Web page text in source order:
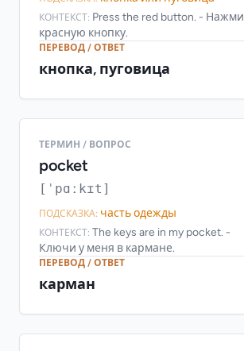
КОНТЕКСТ: Press the red button. - Нажми
красную кнопку.
ПЕРЕВОД / ОТВЕТ
кнопка, пуговица
ТЕРМИН / ВОПРОС
pocket
[ˈpɑːkɪt]
ПОДСКАЗКА: часть одежды
КОНТЕКСТ: The keys are in my pocket. -
Ключи у меня в кармане.
ПЕРЕВОД / ОТВЕТ
карман